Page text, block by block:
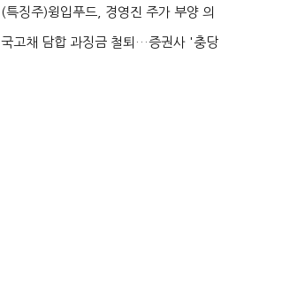
국전쟁’
(특징주)윙입푸드, 경영진 주가 부양 의
지에 상한가...
국고채 담합 과징금 철퇴…증권사 '충당